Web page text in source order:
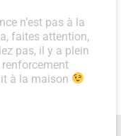
n’est pas à la
faites attention,
pas, il y a plein
renforcement
à la maison